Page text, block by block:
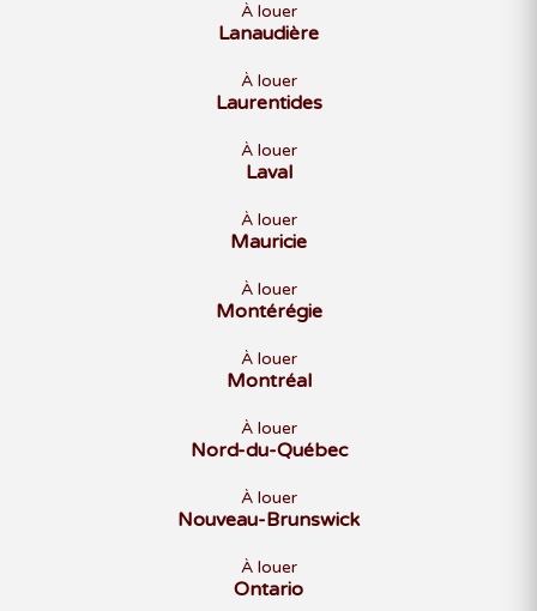
À louer
Lanaudière
À louer
Laurentides
À louer
Laval
À louer
Mauricie
À louer
Montérégie
À louer
Montréal
À louer
Nord-du-Québec
À louer
Nouveau-Brunswick
À louer
Ontario